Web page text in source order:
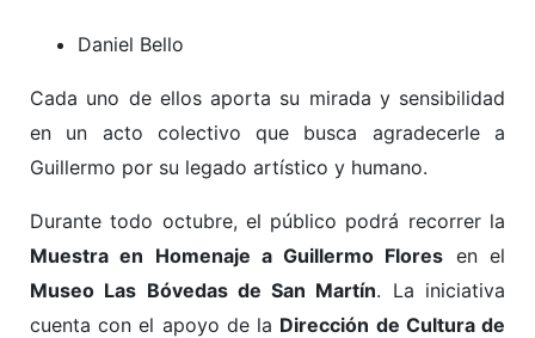
Daniel Bello
Cada uno de ellos aporta su mirada y sensibilidad
en un acto colectivo que busca agradecerle a
Guillermo por su legado artístico y humano.
Durante todo octubre, el público podrá recorrer la
Muestra en Homenaje a Guillermo Flores en el
Museo Las Bóvedas de San Martín. La iniciativa
cuenta con el apoyo de la Dirección de Cultura de